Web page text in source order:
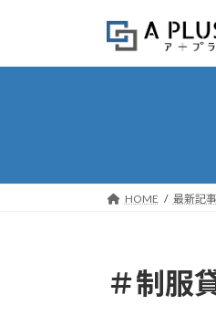
ッ
移
HOME 最新記事
＃制服